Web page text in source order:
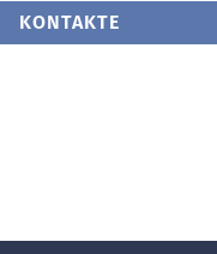
KONTAKTE